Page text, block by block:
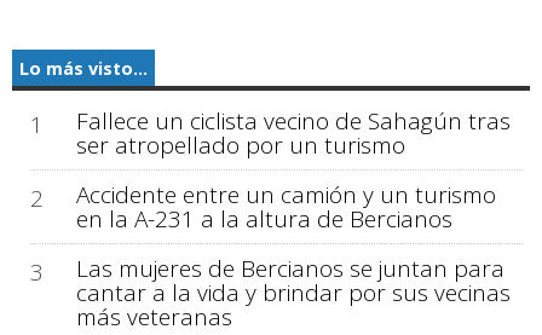
Lo más visto...
1 Fallece un ciclista vecino de Sahagún tras
ser atropellado por un turismo
2
Accidente entre un camión y un turismo
en la A-231 a la altura de Bercianos
3
Las mujeres de Bercianos se juntan para
cantar a la vida y brindar por sus vecinas
más veteranas